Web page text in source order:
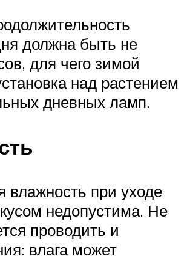
должна быть не
для чего зимой
над растением
дневных ламп.
влажность при уходе
недопустима. Не
проводить и
влага может